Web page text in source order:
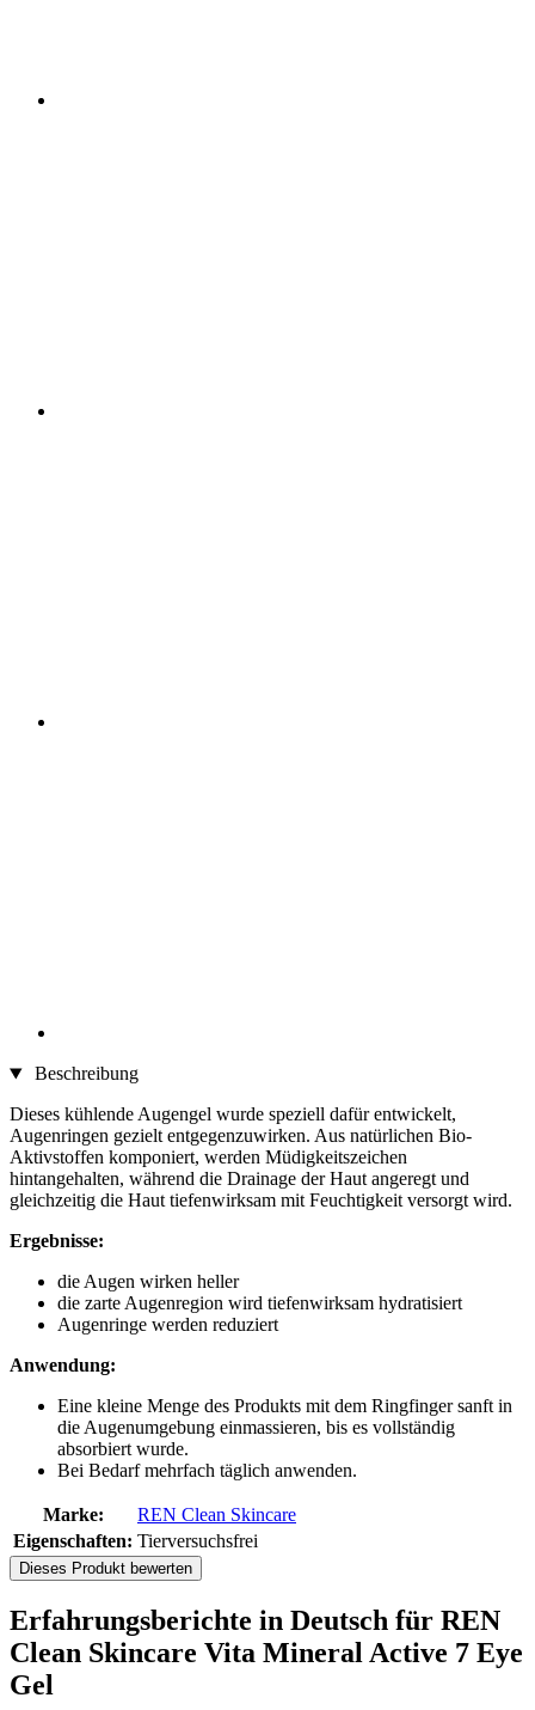
Beschreibung
Dieses kühlende Augengel wurde speziell dafür entwickelt,
Augenringen gezielt entgegenzuwirken. Aus natürlichen Bio-
Aktivstoffen komponiert, werden Müdigkeitszeichen
hintangehalten, während die Drainage der Haut angeregt und
gleichzeitig die Haut tiefenwirksam mit Feuchtigkeit versorgt wird.
Ergebnisse:
die Augen wirken heller
die zarte Augenregion wird tiefenwirksam hydratisiert
Augenringe werden reduziert
Anwendung:
Eine kleine Menge des Produkts mit dem Ringfinger sanft in
die Augenumgebung einmassieren, bis es vollständig
absorbiert wurde.
Bei Bedarf mehrfach täglich anwenden.
Marke:
REN Clean Skincare
Eigenschaften: Tierversuchsfrei
Dieses Produkt bewerten
Erfahrungsberichte in Deutsch für REN
Clean Skincare Vita Mineral Active 7 Eye
Gel